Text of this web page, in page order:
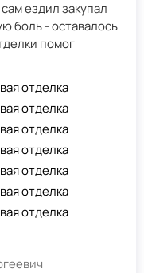
ездил закупал
боль - оставалось
помог